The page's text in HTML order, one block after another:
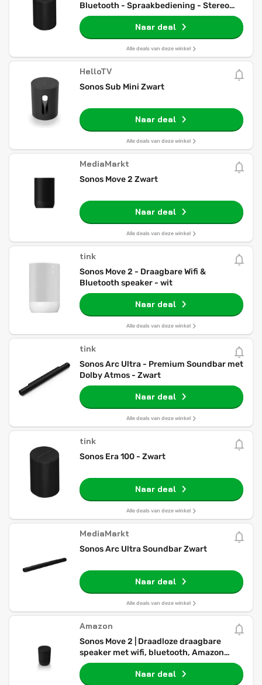
Bluetooth - Spraakbediening - Stereo
geluid - Zwart
Naar deal
Alle deals van deze winkel
HelloTV
Sonos Sub Mini Zwart
Naar deal
Alle deals van deze winkel
MediaMarkt
Sonos Move 2 Zwart
Naar deal
Alle deals van deze winkel
tink
Sonos Move 2 - Draagbare Wifi &
Bluetooth speaker - wit
Naar deal
Alle deals van deze winkel
tink
Sonos Arc Ultra - Premium Soundbar met
Dolby Atmos - Zwart
Naar deal
Alle deals van deze winkel
tink
Sonos Era 100 - Zwart
Naar deal
Alle deals van deze winkel
MediaMarkt
Sonos Arc Ultra Soundbar Zwart
Naar deal
Alle deals van deze winkel
Amazon
Sonos Move 2 | Draadloze draagbare
speaker met wifi, bluetooth, Amazon
Alexa, 24 uur batterijduur, draadloze
oplader - ZwartNaar deal